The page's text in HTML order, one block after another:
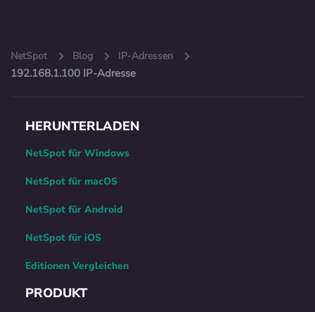
NetSpot Blog IP-Adressen
192.168.1.100 IP-Adresse
HERUNTERLADEN
NetSpot für Windows
NetSpot für macOS
NetSpot für Android
NetSpot für iOS
Editionen Vergleichen
PRODUKT